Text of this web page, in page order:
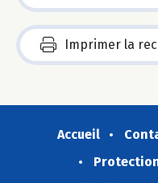
Imprimer la
Accueil